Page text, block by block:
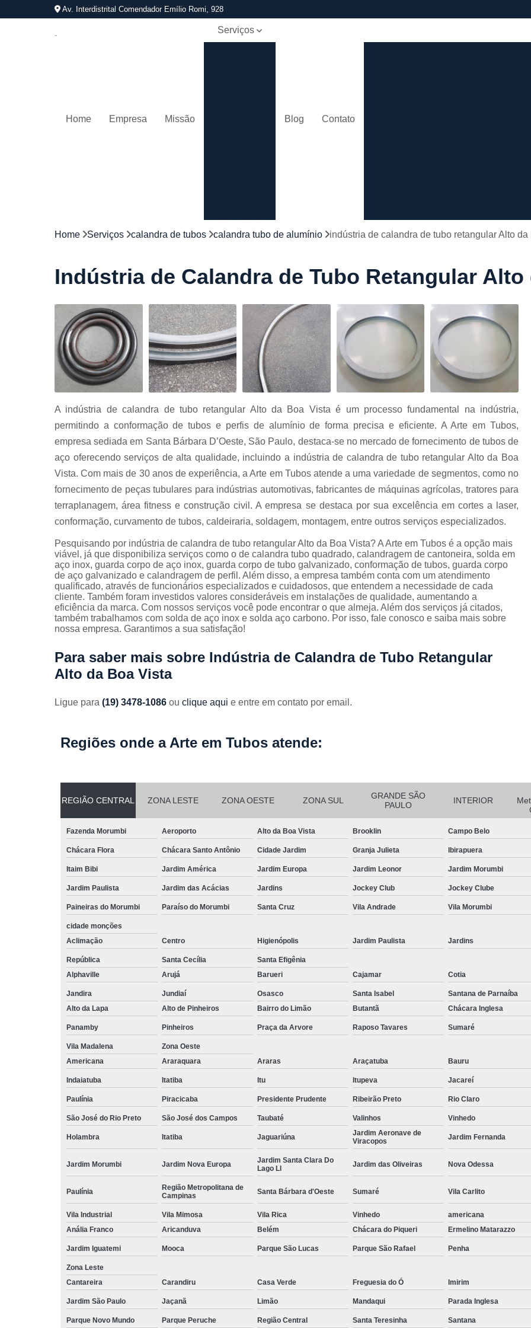
Av. Interdistrital Comendador Emílio Romi, 928
Home Empresa Missão
Serviços
Cortes a
Cortes de
chapa
Curvamento
de tubo
Dobra de
chapas
tubo
Empresas de
corte
Guarda
corpos
carbono
Guarda
corpos ferro
corpos
galvanizados
Guarda
corpos inox
Serviços de
dobra
aço
Blog Contato
Calandragem Tubo em
Conformação com Tubo Tipo
Conformação em
Conformação para
Conformação Tubo de Metal
Corrimão Aço Tipo
Corrimão de
Corrimão de Aço Galvanizado
Corrimão em
Corrimão em Tubo de Aço
Corrimão Galvanizado com
Corrimão
Corrimão de Ferro
Corrimão Ferro de Escada
Corrimão Ferro para Escada
Corrimão Ferro Quadrado
Corrimão com Ferro Tipo
Corrimão de Galvanizado
Corrimão Inox para Escada
Corrimão Inox Quadrado
Corte a Laser Chapa Aço
Corte a Laser em Chapa
Corte a Laser Oxigênio
Corte e Dobra de Chapa a Laser
Corte a Laser em Chapa de
Corte de Chapa a Laser
Corte
Corte de Chapa Inox a Laser
Curvamento de Tubos
Curvamento de Tubos de Aço
Curvamento de Tubos
Curvamento de Tubos Industrial
Corte e Dobra Chapa
Corte e
Dobra Chapa de Alumínio
Dobra de Chapa de
Dobradeira de Chapa
Dobra de
Dobra de Tubo Redondo
Empresa Corte a Laser
Empresa de Corte a Laser
Empresa de Corte a Laser Chapa
Home Serviços calandra de tubos calandra tubo de alumínio indústria de calandra de tubo retangular Alto da
Indústria de Calandra de Tubo Retangular Alto
A indústria de calandra de tubo retangular Alto da Boa Vista é um processo fundamental na indústria,
permitindo a conformação de tubos e perfis de alumínio de forma precisa e eficiente. A Arte em Tubos,
empresa sediada em Santa Bárbara D’Oeste, São Paulo, destaca-se no mercado de fornecimento de tubos de
aço oferecendo serviços de alta qualidade, incluindo a indústria de calandra de tubo retangular Alto da Boa
Vista. Com mais de 30 anos de experiência, a Arte em Tubos atende a uma variedade de segmentos, como no
fornecimento de peças tubulares para indústrias automotivas, fabricantes de máquinas agrícolas, tratores para
terraplanagem, área fitness e construção civil. A empresa se destaca por sua excelência em cortes a laser,
conformação, curvamento de tubos, caldeiraria, soldagem, montagem, entre outros serviços especializados.
Pesquisando por indústria de calandra de tubo retangular Alto da Boa Vista? A Arte em Tubos é a opção mais
viável, já que disponibiliza serviços como o de calandra tubo quadrado, calandragem de cantoneira, solda em
aço inox, guarda corpo de aço inox, guarda corpo de tubo galvanizado, conformação de tubos, guarda corpo
de aço galvanizado e calandragem de perfil. Além disso, a empresa também conta com um atendimento
qualificado, através de funcionários especializados e cuidadosos, que entendem a necessidade de cada
cliente. Também foram investidos valores consideráveis em instalações de qualidade, aumentando a
eficiência da marca. Com nossos serviços você pode encontrar o que almeja. Além dos serviços já citados,
também trabalhamos com solda de aço inox e solda aço carbono. Por isso, fale conosco e saiba mais sobre
nossa empresa. Garantimos a sua satisfação!
Para saber mais sobre Indústria de Calandra de Tubo Retangular
Alto da Boa Vista
Ligue para (19) 3478-1086 ou clique aqui e entre em contato por email.
Regiões onde a Arte em Tubos atende:
REGIÃO CENTRAL ZONA LESTE ZONA OESTE ZONA SUL
GRANDE SÃO
PAULO
INTERIOR
Fazenda Morumbi Aeroporto Alto da Boa Vista Brooklin Campo Belo
Chácara Flora Chácara Santo Antônio Cidade Jardim Granja Julieta Ibirapuera
Itaim Bibi Jardim América Jardim Europa Jardim Leonor Jardim Morumbi
Jardim Paulista Jardim das Acácias Jardins Jockey Club Jockey Clube
Paineiras do Morumbi Paraíso do Morumbi Santa Cruz Vila Andrade Vila Morumbi
cidade monções
Aclimação
Centro Higienópolis Jardim Paulista Jardins
República Santa Cecília
Santa Efigênia
Alphaville
Arujá Barueri Cajamar Cotia
Jandira Jundiaí Osasco Santa Isabel Santana de Parnaíba
Alto da Lapa
Alto de Pinheiros Bairro do Limão Butantã Chácara Inglesa
Panamby Pinheiros Praça da Arvore Raposo Tavares Sumaré
Vila Madalena
Zona Oeste
Americana
Araraquara Araras Araçatuba Bauru
Indaiatuba Itatiba Itu Itupeva Jacareí
Paulínia Piracicaba Presidente Prudente Ribeirão Preto Rio Claro
São José do Rio Preto São José dos Campos Taubaté Valinhos Vinhedo
Holambra Itatiba Jaguariúna
Jardim Aeronave de
Viracopos
Jardim Fernanda
Jardim Morumbi Jardim Nova Europa
Jardim Santa Clara Do
Lago Ll
Jardim das Oliveiras Nova Odessa
Paulínia
Região Metropolitana de
Campinas
Santa Bárbara d'Oeste Sumaré Vila Carlito
Vila Industrial Vila Mimosa Vila Rica Vinhedo
americana
Anália Franco
Aricanduva Belém Chácara do Piqueri Ermelino Matarazzo
Jardim Iguatemi Mooca Parque São Lucas Parque São Rafael Penha
Zona Leste
Cantareira
Carandiru Casa Verde Freguesia do Ó Imirim
Jardim São Paulo Jaçanã Limão Mandaqui Parada Inglesa
Parque Novo Mundo Parque Peruche Região Central Santa Teresinha Santana